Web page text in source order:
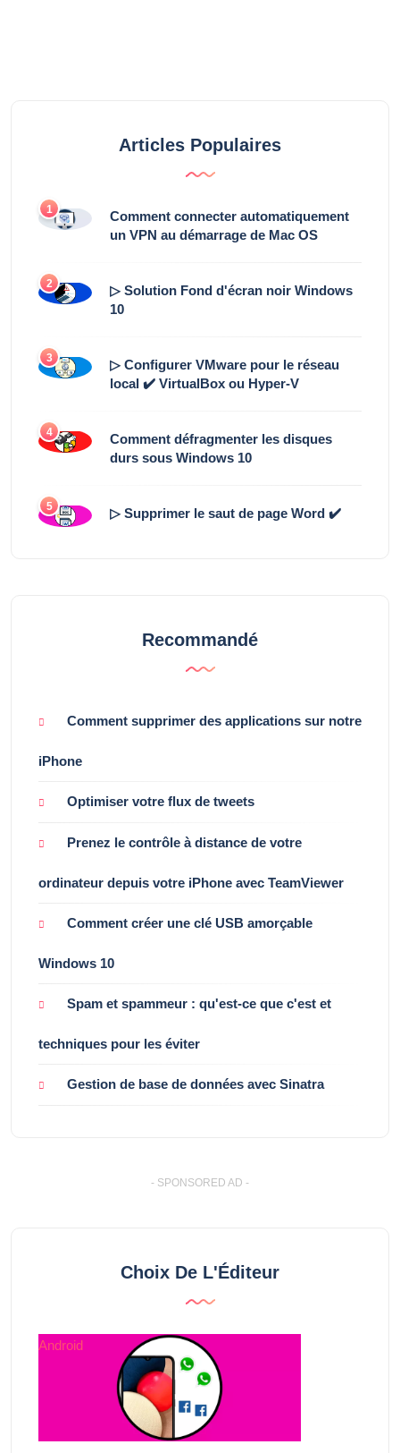
Articles Populaires
1
Comment connecter automatiquement
un VPN au démarrage de Mac OS
2
▷ Solution Fond d'écran noir Windows
10
3
▷ Configurer VMware pour le réseau
local ✔️ VirtualBox ou Hyper-V
4
Comment défragmenter les disques
durs sous Windows 10
5 ▷ Supprimer le saut de page Word ✔️
Recommandé
Comment supprimer des applications sur notre
iPhone
Optimiser votre flux de tweets
Prenez le contrôle à distance de votre
ordinateur depuis votre iPhone avec TeamViewer
Comment créer une clé USB amorçable
Windows 10
Spam et spammeur : qu'est-ce que c'est et
techniques pour les éviter
Gestion de base de données avec Sinatra
- SPONSORED AD -
Choix De L'Éditeur
Android